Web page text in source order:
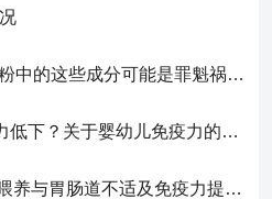
宝宝胃肠道不适？奶粉中的这些成分可能是罪魁祸首！
宝宝总生病就是免疫力低下？关于婴幼儿免疫力的真相，家长必须了解！
宝宝喂养难题：奶粉喂养与胃肠道不适及免疫力提升的奥秘